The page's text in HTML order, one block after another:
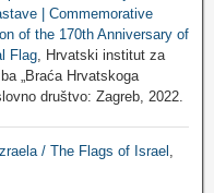
| Commemorative
of the 170th Anniversary of
Flag, Hrvatski institut za
„Braća Hrvatskoga
društvo: Zagreb, 2022.
/ The Flags of Israel